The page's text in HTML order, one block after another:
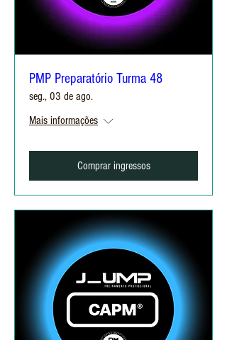
PMP Preparatório Turma 48
seg., 03 de ago.
Mais informações
Comprar ingressos